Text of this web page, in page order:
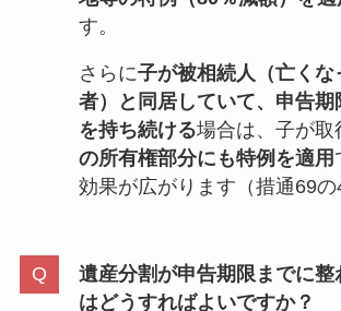
す。
さらに子が被相続人（亡くな
者）と同居していて、申告期
を持ち続ける場合は、子が取
の所有権部分にも特例を適用
効果が広がります（措通69の
遺産分割が申告期限までに整
はどうすればよいですか？